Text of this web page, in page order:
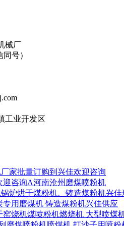
械厂
号）
工业开发区
家批量订购到兴佳欢迎咨询
迎咨询A河南沧州磨煤喷粉机
炉烘干煤粉机、铸造煤粉机兴佳
用磨煤机 铸造煤粉机兴佳供应
烧机煤喷粉机燃烧机 大型喷煤